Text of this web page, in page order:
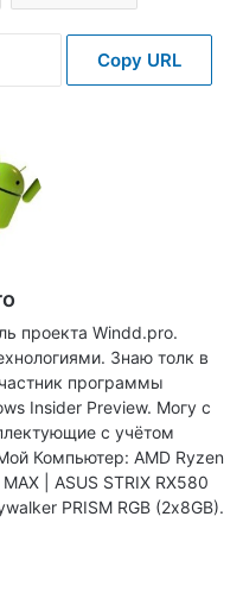
Copy URL
проекта Windd.pro.
Знаю толк в
программы
Insider Preview. Могу с
с учётом
Компьютер: AMD Ryzen
| ASUS STRIX RX580
PRISM RGB (2х8GB).